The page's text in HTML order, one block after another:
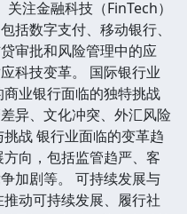
注金融科技（FinTech）
括数字支付、移动银行、
审批和风险管理中的应
科技变革。 国际银行业
业银行面临的独特挑战
异、文化冲突、外汇风险
战 银行业面临的变革趋
向，包括监管趋严、客
加剧等。 可持续发展与
动可持续发展、履行社